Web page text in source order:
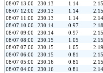
08/07 13:00
230.13 1.14 2.15
08/07 12:00
230.13 1.14 2.15
08/07 11:00
230.13 1.14 2.14
08/07 10:00
230.14 0.97 2.18
08/07 09:00
230.14 0.97 2.15
08/07 08:00
230.15 1.05 2.15
08/07 07:00
230.15 1.05 2.19
08/07 06:00
230.15 0.81 2.15
08/07 05:00
230.16 0.81 2.15
08/07 04:00
230.16 0.81 2.14